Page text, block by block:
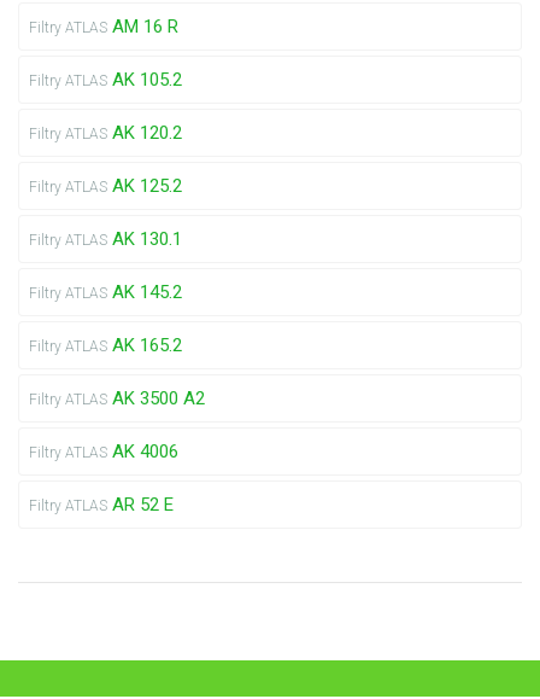
Filtry ATLAS AM 16 R
Filtry ATLAS AK 105.2
Filtry ATLAS AK 120.2
Filtry ATLAS AK 125.2
Filtry ATLAS AK 130.1
Filtry ATLAS AK 145.2
Filtry ATLAS AK 165.2
Filtry ATLAS AK 3500 A2
Filtry ATLAS AK 4006
Filtry ATLAS AR 52 E